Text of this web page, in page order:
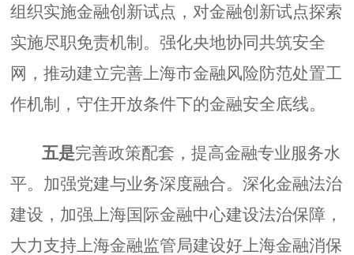
组织实施金融创新试点，对金融创新试点探索
实施尽职免责机制。强化央地协同共筑安全
网，推动建立完善上海市金融风险防范处置工
作机制，守住开放条件下的金融安全底线。
五是完善政策配套，提高金融专业服务水
平。加强党建与业务深度融合。深化金融法治
建设，加强上海国际金融中心建设法治保障，
大力支持上海金融监管局建设好上海金融消保